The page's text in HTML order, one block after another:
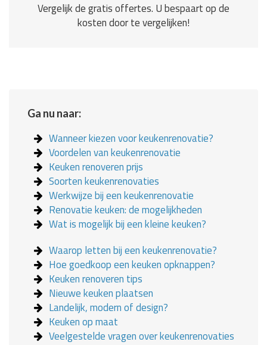
Vergelijk de gratis offertes. U bespaart op de
kosten door te vergelijken!
Ga nu naar:
Wanneer kiezen voor keukenrenovatie?
Voordelen van keukenrenovatie
Keuken renoveren prijs
Soorten keukenrenovaties
Werkwijze bij een keukenrenovatie
Renovatie keuken: de mogelijkheden
Wat is mogelijk bij een kleine keuken?
Waarop letten bij een keukenrenovatie?
Hoe goedkoop een keuken opknappen?
Keuken renoveren tips
Nieuwe keuken plaatsen
Landelijk, modern of design?
Keuken op maat
Veelgestelde vragen over keukenrenovaties